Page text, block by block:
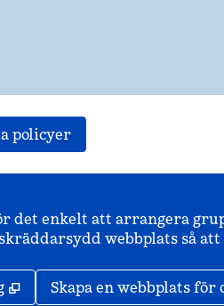
policyer
det enkelt att arrangera
webbplats så
, Öppnas i ny flik
Skapa en webbplats för